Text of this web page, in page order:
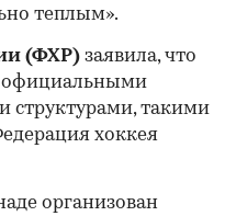
теплым».
(ФХР) заявила, что
официальными
структурами, такими
хоккея
организован